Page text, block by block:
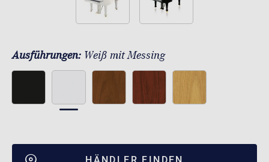
Ausführungen: Weiß mit Messing
HÄNDLER FINDEN